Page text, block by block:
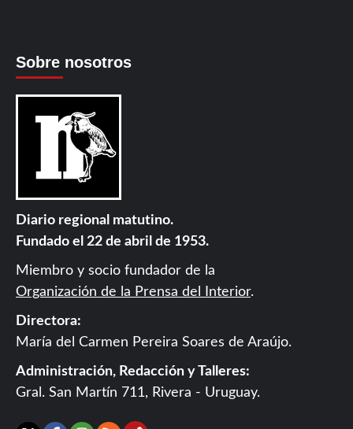
Sobre nosotros
Diario regional matutino.
Fundado el 22 de abril de 1953.
Miembro y socio fundador de la
Organización de la Prensa del Interior.
Directora:
María del Carmen Pereira Soares de Araújo.
Administración, Redacción y Talleres:
Gral. San Martín 711, Rivera - Uruguay.